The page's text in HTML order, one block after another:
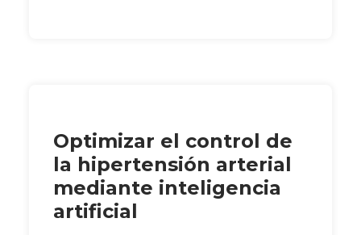
Optimizar el control de
la hipertensión arterial
mediante inteligencia
artificial